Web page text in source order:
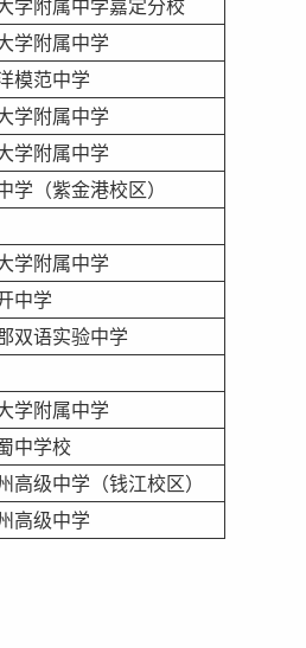
学附属中学嘉定分校
学附属中学
模范中学
学附属中学
学附属中学
学（紫金港校区）
学附属中学
中学
双语实验中学
学附属中学
中学校
高级中学（钱江校区）
高级中学